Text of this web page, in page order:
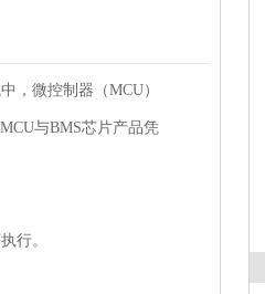
微控制器（MCU）
与BMS芯片产品凭
行。